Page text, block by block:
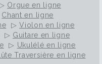
Orgue en ligne
Chant en ligne
▷Violon en ligne
▷ Guitare en ligne
▷ Ukulélé en ligne
Traversière en ligne